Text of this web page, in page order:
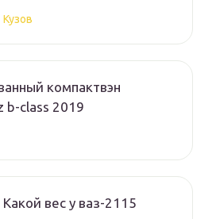
Кузов
компактвэн
b-class 2019
Какой вес у ваз-2115